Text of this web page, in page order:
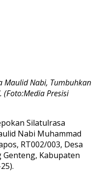
Maulid Nabi, Tumbuhkan
(Foto:Media Presisi
Silatulrasa
Nabi Muhammad
RT002/003, Desa
Genteng, Kabupaten